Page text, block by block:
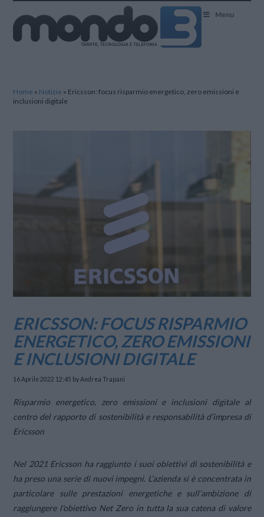
Menu
Home » Notizie » Ericsson: focus risparmio energetico, zero emissioni e
inclusioni digitale
ERICSSON: FOCUS RISPARMIO
ENERGETICO, ZERO EMISSIONI
E INCLUSIONI DIGITALE
16 Aprile 2022 12:45 by Andrea Trapani
Risparmio energetico, zero emissioni e inclusioni digitale al
centro del rapporto di sostenibilità e responsabilità d’impresa di
Ericsson
Nel 2021 Ericsson ha raggiunto i suoi obiettivi di sostenibilità e
ha preso una serie di nuovi impegni. L’azienda si è concentrata in
particolare sulle prestazioni energetiche e sull’ambizione di
raggiungere l’obiettivo Net Zero in tutta la sua catena di valore